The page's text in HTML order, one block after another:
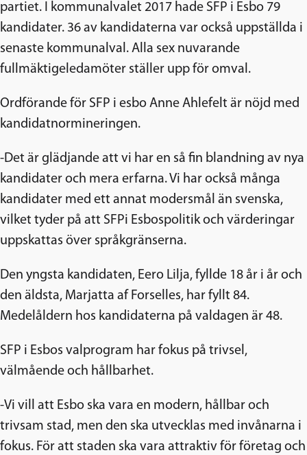
partiet. I kommunalvalet 2017 hade SFP i Esbo 79
kandidater. 36 av kandidaterna var också uppställda i
senaste kommunalval. Alla sex nuvarande
fullmäktigeledamöter ställer upp för omval.
Ordförande för SFP i esbo Anne Ahlefelt är nöjd med
kandidatnormineringen.
-Det är glädjande att vi har en så fin blandning av nya
kandidater och mera erfarna. Vi har också många
kandidater med ett annat modersmål än svenska,
vilket tyder på att SFPi Esbospolitik och värderingar
uppskattas över språkgränserna.
Den yngsta kandidaten, Eero Lilja, fyllde 18 år i år och
den äldsta, Marjatta af Forselles, har fyllt 84.
Medelåldern hos kandidaterna på valdagen är 48.
SFP i Esbos valprogram har fokus på trivsel,
välmående och hållbarhet.
-Vi vill att Esbo ska vara en modern, hållbar och
trivsam stad, men den ska utvecklas med invånarna i
fokus. För att staden ska vara attraktiv för företag och